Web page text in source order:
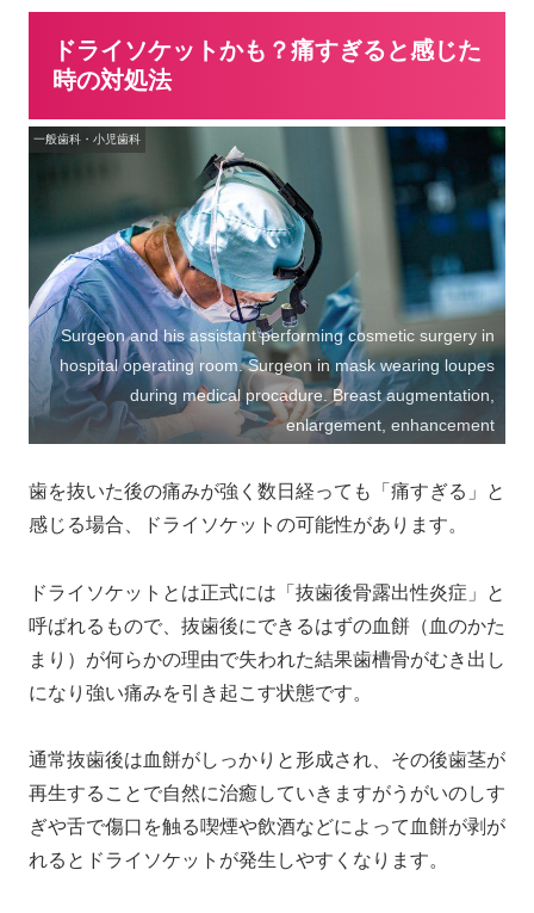
ドライソケットかも？痛すぎると感じた
時の対処法
一般歯科・小児歯科
Surgeon and his assistant performing cosmetic surgery in
hospital operating room. Surgeon in mask wearing loupes
during medical procadure. Breast augmentation,
enlargement, enhancement
歯を抜いた後の痛みが強く数日経っても「痛すぎる」と
感じる場合、ドライソケットの可能性があります。
ドライソケットとは正式には「抜歯後骨露出性炎症」と
呼ばれるもので、抜歯後にできるはずの血餅（血のかた
まり）が何らかの理由で失われた結果歯槽骨がむき出し
になり強い痛みを引き起こす状態です。
通常抜歯後は血餅がしっかりと形成され、その後歯茎が
再生することで自然に治癒していきますがうがいのしす
ぎや舌で傷口を触る喫煙や飲酒などによって血餅が剥が
れるとドライソケットが発生しやすくなります。